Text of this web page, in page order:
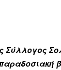
Σύλλογος